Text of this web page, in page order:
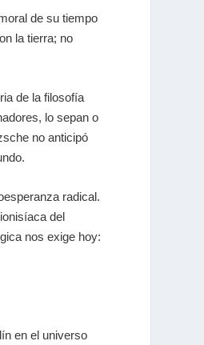
de su tiempo
la tierra; no
de la filosofía
lo sepan o
no anticipó
radical.
del
nos exige hoy:
en el universo